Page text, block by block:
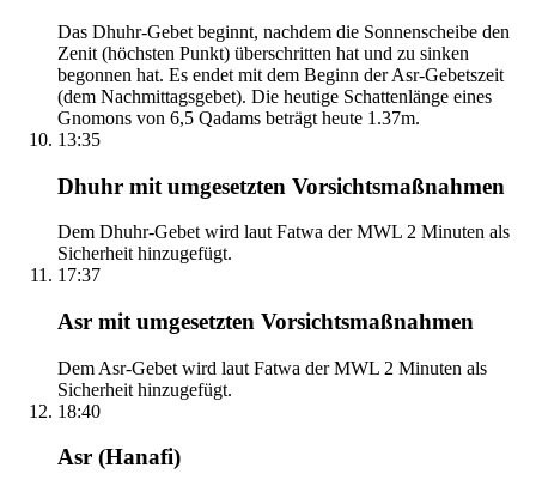
Das Dhuhr-Gebet beginnt, nachdem die Sonnenscheibe den
Zenit (höchsten Punkt) überschritten hat und zu sinken
begonnen hat. Es endet mit dem Beginn der Asr-Gebetszeit
(dem Nachmittagsgebet). Die heutige Schattenlänge eines
Gnomons von 6,5 Qadams beträgt heute 1.37m.
13:35
Dhuhr mit umgesetzten Vorsichtsmaßnahmen
Dem Dhuhr-Gebet wird laut Fatwa der MWL 2 Minuten als
Sicherheit hinzugefügt.
17:37
Asr mit umgesetzten Vorsichtsmaßnahmen
Dem Asr-Gebet wird laut Fatwa der MWL 2 Minuten als
Sicherheit hinzugefügt.
18:40
Asr (Hanafi)